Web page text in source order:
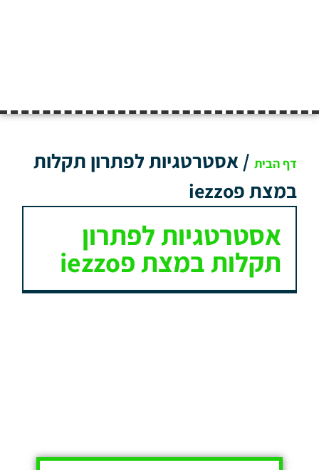
דף הבית /אסטרטגיות לפתרון תקלות
במצת פiezzo
אסטרטגיות לפתרון
תקלות במצת פiezzo